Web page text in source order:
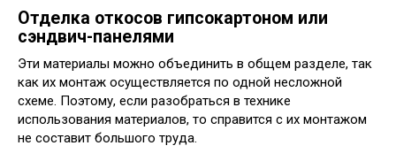
Отделка откосов гипсокартоном или
сэндвич-панелями
Эти материалы можно объединить в общем разделе, так
как их монтаж осуществляется по одной несложной
схеме. Поэтому, если разобраться в технике
использования материалов, то справится с их монтажом
не составит большого труда.